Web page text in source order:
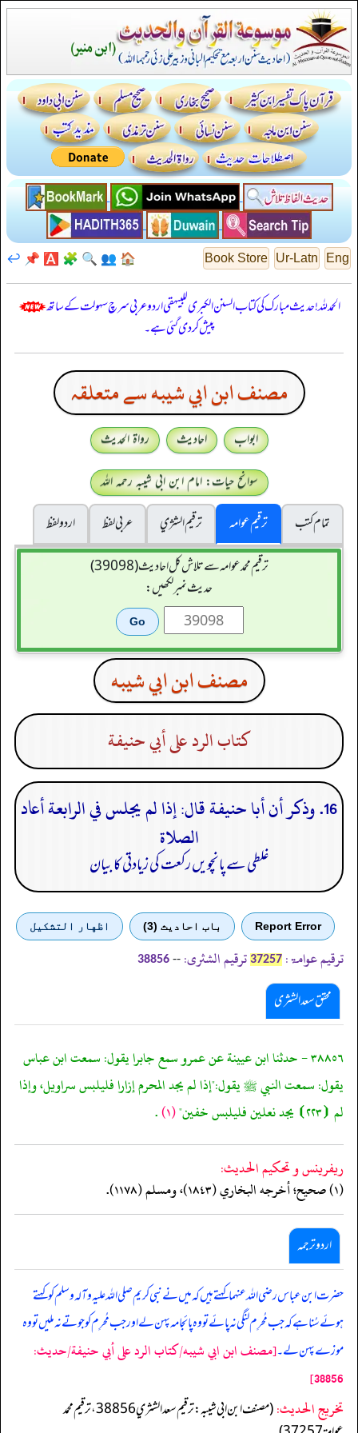
Eng
Ur-Latn
Book Store
🏠
👥
🔍
🧩
🅰️
📌
↩️
الحمدللہ! حدیث مبارک کی کتاب السنن الكبرى للبيهقي اردو عربی سرچ سہولت کے ساتھ
پیش کر دی گئی ہے۔
مصنف ابن ابي شيبه سے متعلقہ
ابواب احادیث
رواۃ الحدیث
سوانح حیات: امام ابن ابی شیبہ رحمہ اللہ
تمام کتب
ترقیم عوامہ ترقيم الشژي عربی لفظ
اردو لفظ
ترقیم محمدعوامہ سے تلاش کل احادیث (39098)
حدیث نمبر لکھیں:
مصنف ابن ابي شيبه
كتاب الرد على أبي حنيفة
16. وذكر أن أبا حنيفة قال: إذا لم يجلس في الرابعة أعاد
الصلاة
غلطی سے پانچویں رکعت کی زیادتی کا بیان
Report Error باب احادیث (3) اظهار التشكيل
ترقیم عوامۃ: 37257 ترقیم الشثری: --
38856
محقق سعد الشثری
٣٨٨٥٦ - حدثنا ابن عيينة عن عمرو سمع جابرا يقول: سمعت ابن عباس
يقول: سمعت النبي ﷺ يقول:"إذا لم يجد المحرم إزارا فليلبس سراويل، وإذا
لم ⦗٢٢٣⦘ يجد نعلين فليلبس خفين"
(١) .
ريفرينس و تحكيم الحدیث:
(١) صحيح؛ أخرجه البخاري (١٨٤٣)، ومسلم (١١٧٨).
اردو ترجمہ
حضرت ابن عباس رضی اللہ عنہما کہتے ہیں کہ میں نے نبی کریم صلی اللہ علیہ وآلہ وسلم کو کہتے
ہوئے سُنا ہے کہ جب مُحرِم لنگی نہ پائے تو وہ پائجامہ پہن لے اور جب مُحرِم کو جوتے نہ ملیں تو وہ
موزے پہن لے۔[مصنف ابن ابي شيبه/كتاب الرد على أبي حنيفة/حدیث:
38856]
تخریج الحدیث:
(مصنف ابن ابي شيبه: ترقيم سعد الشثري 38856، ترقيم محمد